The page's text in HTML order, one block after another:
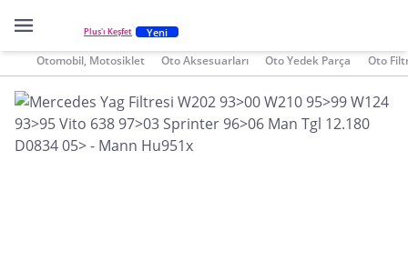
Plus'ı Keşfet Yeni
Otomobil, Motosiklet Oto Aksesuarları Oto Yedek Parça Oto